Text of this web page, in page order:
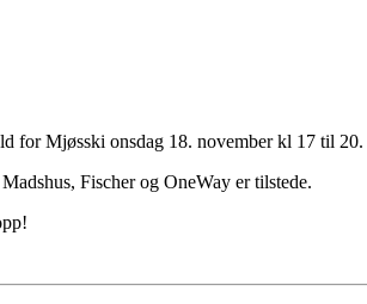
for Mjøsski onsdag 18. november kl 17 til 20.
Fischer og OneWay er tilstede.